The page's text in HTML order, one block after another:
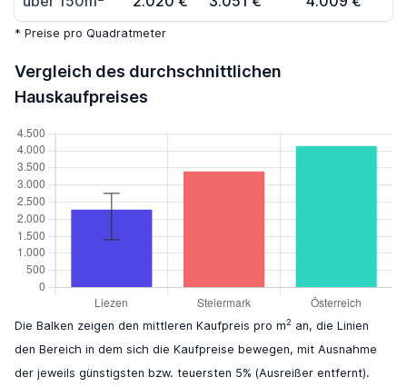
* Preise pro Quadratmeter
Vergleich des durchschnittlichen
Hauskaufpreises
Die Balken zeigen den mittleren Kaufpreis pro m2 an, die Linien
den Bereich in dem sich die Kaufpreise bewegen, mit Ausnahme
der jeweils günstigsten bzw. teuersten 5% (Ausreißer entfernt).